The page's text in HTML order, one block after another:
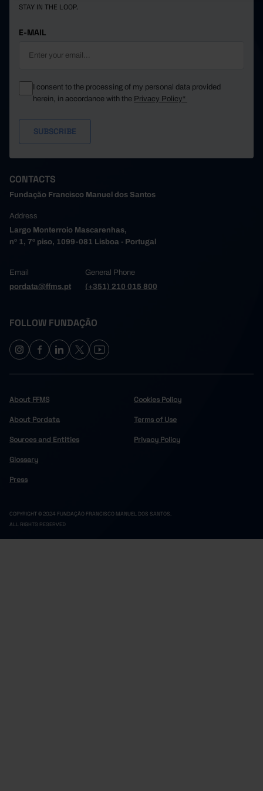
STAY IN THE LOOP.
E-MAIL
I consent to the processing of my personal data provided
herein, in accordance with the Privacy Policy*
CONTACTS
Fundação Francisco Manuel dos Santos
Address
Largo Monterroio Mascarenhas,
nº 1, 7º piso, 1099-081 Lisboa - Portugal
Email
pordata@ffms.pt
General Phone
(+351) 210 015 800
FOLLOW FUNDAÇÃO
About FFMS
About Pordata
Sources and Entities
Glossary
Press
Cookies Policy
Terms of Use
Privacy Policy
COPYRIGHT © 2024 FUNDAÇÃO FRANCISCO MANUEL DOS SANTOS.
ALL RIGHTS RESERVED